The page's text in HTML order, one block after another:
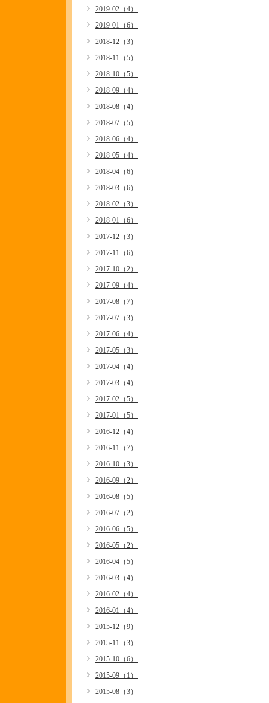
2019-02（4）
2019-01（6）
2018-12（3）
2018-11（5）
2018-10（5）
2018-09（4）
2018-08（4）
2018-07（5）
2018-06（4）
2018-05（4）
2018-04（6）
2018-03（6）
2018-02（3）
2018-01（6）
2017-12（3）
2017-11（6）
2017-10（2）
2017-09（4）
2017-08（7）
2017-07（3）
2017-06（4）
2017-05（3）
2017-04（4）
2017-03（4）
2017-02（5）
2017-01（5）
2016-12（4）
2016-11（7）
2016-10（3）
2016-09（2）
2016-08（5）
2016-07（2）
2016-06（5）
2016-05（2）
2016-04（5）
2016-03（4）
2016-02（4）
2016-01（4）
2015-12（9）
2015-11（3）
2015-10（6）
2015-09（1）
2015-08（3）